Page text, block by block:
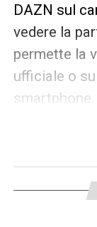
DAZN sul
vedere la
permette la
ufficiale o
smartphone.